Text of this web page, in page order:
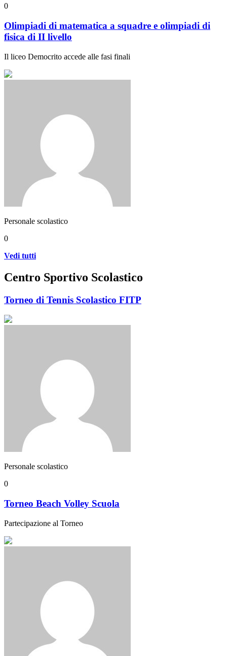
0
Olimpiadi di matematica a squadre e olimpiadi di
fisica di II livello
Il liceo Democrito accede alle fasi finali
Personale scolastico
0
Vedi tutti
Centro Sportivo Scolastico
Torneo di Tennis Scolastico FITP
Personale scolastico
0
Torneo Beach Volley Scuola
Partecipazione al Torneo